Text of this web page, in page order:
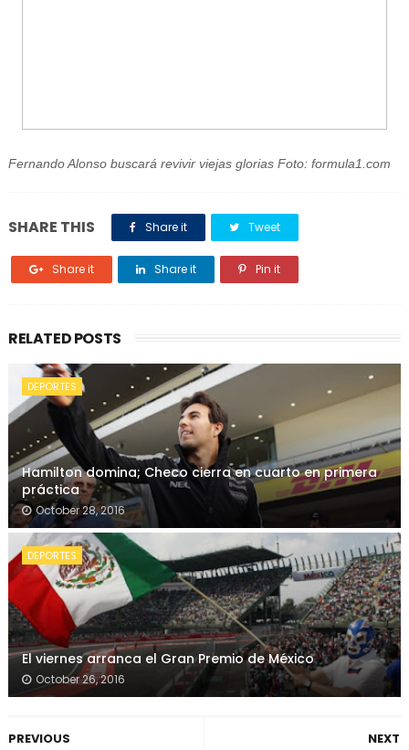
Fernando Alonso buscará revivir viejas glorias Foto: formula1.com
SHARE THIS Share it Tweet
Share it Share it Pin it
RELATED POSTS
DEPORTES
Hamilton domina; Checo cierra en cuarto en primera
práctica
October 28, 2016
DEPORTES
El viernes arranca el Gran Premio de México
October 26, 2016
NEXT
PREVIOUS